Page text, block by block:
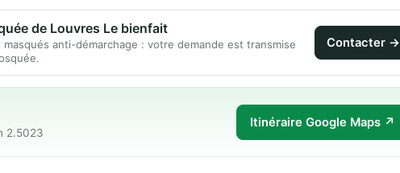
de Louvres Le bienfait
masqués anti-démarchage : votre demande est transmise
Contacter →
2.5023
Itinéraire Google Maps ↗